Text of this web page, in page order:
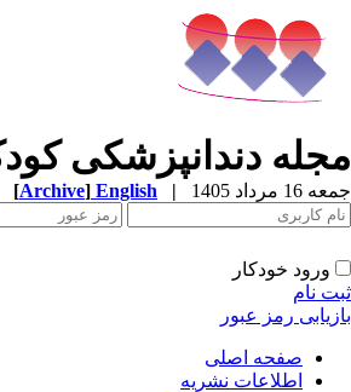
دندانپزشکی
16 مرداد 1405 |
English
[Archive]
ورود خودکار
نام
رمز عبور
صفحه اصلی
اطلاعات نشریه